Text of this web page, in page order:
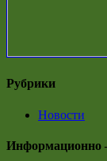
Рубрики
Новости
Информационно